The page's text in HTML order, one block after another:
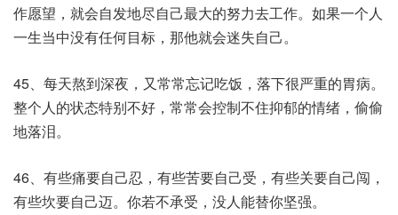
作愿望，就会自发地尽自己最大的努力去工作。如果一个人
一生当中没有任何目标，那他就会迷失自己。
45、每天熬到深夜，又常常忘记吃饭，落下很严重的胃病。
整个人的状态特别不好，常常会控制不住抑郁的情绪，偷偷
地落泪。
46、有些痛要自己忍，有些苦要自己受，有些关要自己闯，
有些坎要自己迈。你若不承受，没人能替你坚强。